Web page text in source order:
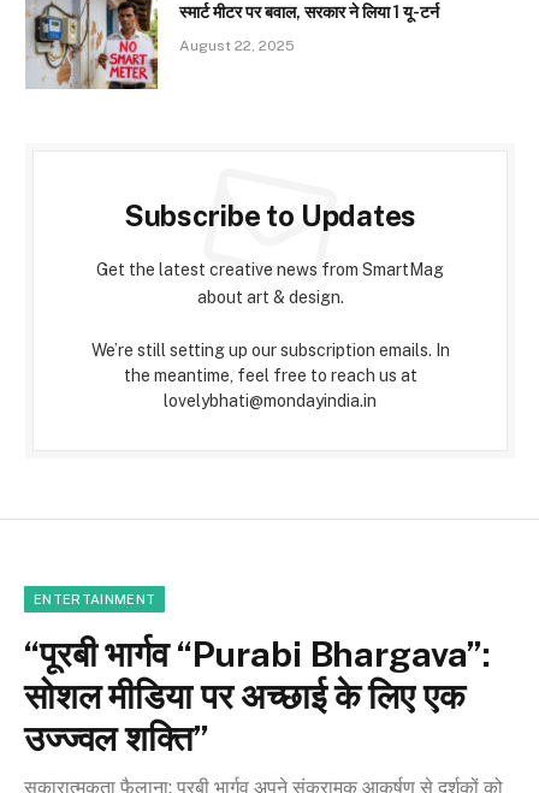
स्मार्ट मीटर पर बवाल, सरकार ने लिया 1 यू-टर्न
August 22, 2025
Subscribe to Updates
Get the latest creative news from SmartMag
about art & design.
We’re still setting up our subscription emails. In
the meantime, feel free to reach us at
lovelybhati@mondayindia.in
ENTERTAINMENT
“पूरबी भार्गव “Purabi Bhargava”:
सोशल मीडिया पर अच्छाई के लिए एक
उज्ज्वल शक्ति”
सकारात्मकता फैलाना: पूरबी भार्गव अपने संक्रामक आकर्षण से दर्शकों को